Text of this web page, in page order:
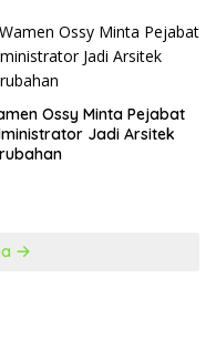
Ossy Minta Pejabat
Jadi Arsitek